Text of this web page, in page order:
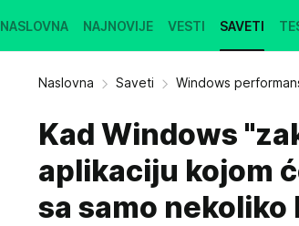
NASLOVNA NAJNOVIJE VESTI SAVETI
Naslovna Saveti Windows
Kad Windows
aplikaciju kojom
sa samo nekoliko